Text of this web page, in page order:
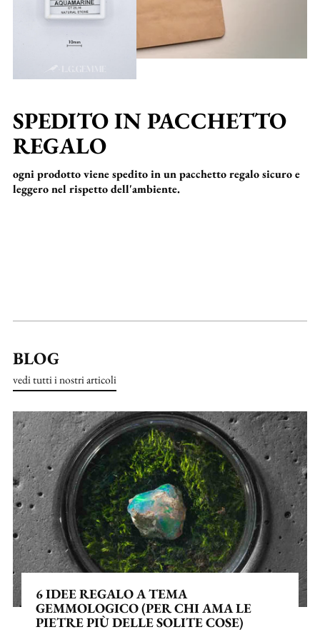
SPEDITO IN PACCHETTO
REGALO
ogni prodotto viene spedito in un pacchetto regalo sicuro e
leggero nel rispetto dell'ambiente.
BLOG
vedi tutti i nostri articoli
6 IDEE REGALO A TEMA
GEMMOLOGICO (PER CHI AMA LE
PIETRE PIÙ DELLE SOLITE COSE)